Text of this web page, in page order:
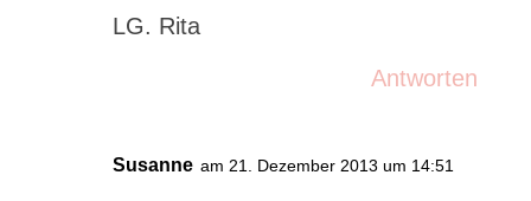
LG. Rita
Antworten
Susanne am 21. Dezember 2013 um 14:51